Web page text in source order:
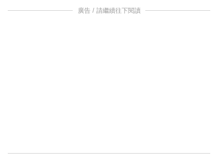
廣告 / 請繼續往下閱讀